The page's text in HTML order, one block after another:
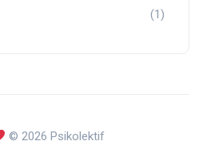
(1)
© 2026 Psikolektif